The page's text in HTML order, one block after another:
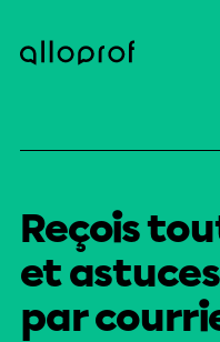
Reçois
et
par